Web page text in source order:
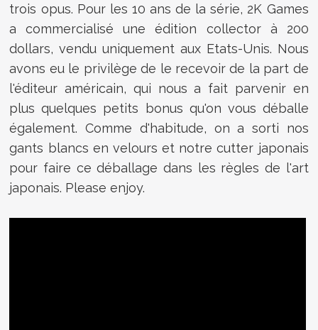
trois opus. Pour les 10 ans de la série, 2K Games
a commercialisé une édition collector à 200
dollars, vendu uniquement aux Etats-Unis. Nous
avons eu le privilège de le recevoir de la part de
l'éditeur américain, qui nous a fait parvenir en
plus quelques petits bonus qu'on vous déballe
également. Comme d'habitude, on a sorti nos
gants blancs en velours et notre cutter japonais
pour faire ce déballage dans les règles de l'art
japonais. Please enjoy.